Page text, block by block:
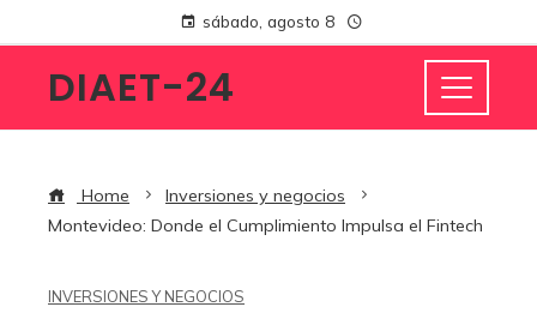
sábado, agosto 8
DIAET-24
Home
Inversiones y negocios
Montevideo: Donde el Cumplimiento Impulsa el Fintech
INVERSIONES Y NEGOCIOS